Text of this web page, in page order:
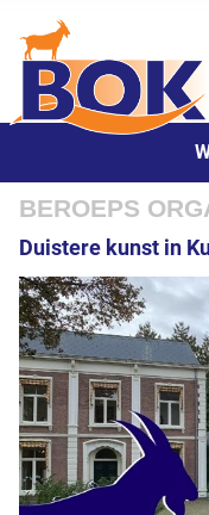
BEROEPS
Duistere kunst in